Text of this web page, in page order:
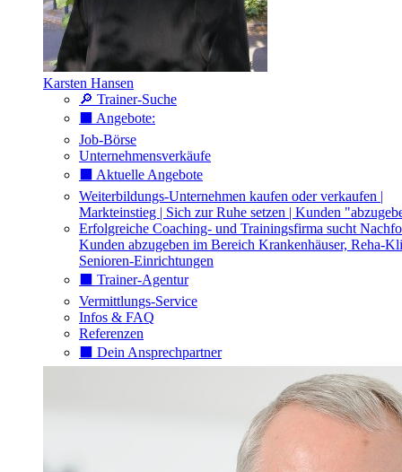
Karsten Hansen
🔎 Trainer-Suche
⬛️ Angebote:
Job-Börse
Unternehmensverkäufe
⬛️ Aktuelle Angebote
Weiterbildungs-Unternehmen kaufen oder verkaufen |
Markteinstieg | Sich zur Ruhe setzen | Kunden
Erfolgreiche Coaching- und Trainingsfirma sucht
Kunden abzugeben im Bereich Krankenhäuser, Reha-
Senioren-Einrichtungen
⬛️ Trainer-Agentur
Vermittlungs-Service
Infos & FAQ
Referenzen
⬛️ Dein Ansprechpartner